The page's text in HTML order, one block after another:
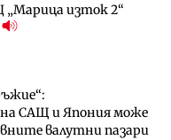
изток 2“
САЩ и Япония може
валутни пазари
изпълнител за
трамвайното
150 устройства с
август
150 устройства с
август
на цените